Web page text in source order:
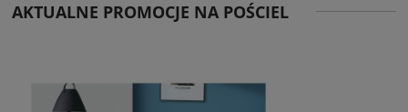
AKTUALNE PROMOCJE NA POŚCIEL